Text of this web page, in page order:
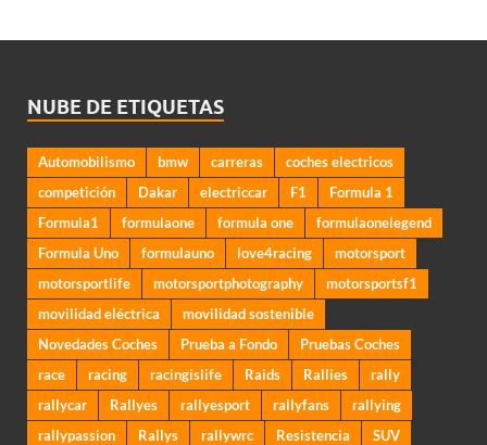
NUBE DE ETIQUETAS
Automobilismo bmw carreras
coches electricos
competición
Dakar electriccar F1
Formula 1
Formula1
formulaone formula one
formulaonelegend
Formula Uno
formulauno love4racing
motorsport
motorsportlife
motorsportphotography
motorsportsf1
movilidad eléctrica
movilidad sostenible
Novedades Coches
Prueba a Fondo
Pruebas Coches
race
racing racingislife Raids Rallies
rally
rallycar
Rallyes rallyesport rallyfans
rallying
rallypassion
Rallys rallywrc Resistencia
SUV